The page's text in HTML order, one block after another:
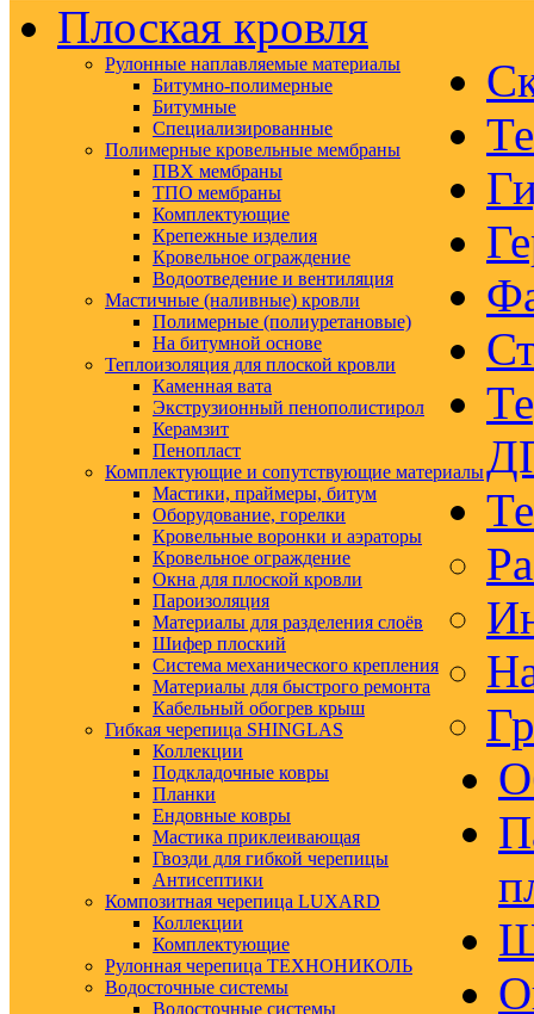
Плоская кровля
Рулонные наплавляемые материалы
Битумно-полимерные
Битумные
Специализированные
Полимерные кровельные мембраны
ПВХ мембраны
ТПО мембраны
Комплектующие
Крепежные изделия
Кровельное ограждение
Водоотведение и вентиляция
Мастичные (наливные) кровли
Полимерные (полиуретановые)
На битумной основе
Теплоизоляция для плоской кровли
Каменная вата
Экструзионный пенополистирол
Керамзит
Пенопласт
Комплектующие и сопутствующие материалы
Мастики, праймеры, битум
Оборудование, горелки
Кровельные воронки и аэраторы
Кровельное ограждение
Окна для плоской кровли
Пароизоляция
Материалы для разделения слоёв
Шифер плоский
Система механического крепления
Материалы для быстрого ремонта
Кабельный обогрев крыш
Гибкая черепица SHINGLAS
Коллекции
Подкладочные ковры
Планки
Ендовные ковры
Мастика приклеивающая
Гвозди для гибкой черепицы
Антисептики
Композитная черепица LUXARD
Коллекции
Комплектующие
Рулонная черепица ТЕХНОНИКОЛЬ
Водосточные системы
Водосточные системы